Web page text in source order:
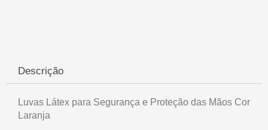
Tam
1Unid
quantidade
Descrição
Luvas Látex para Segurança e Proteção das Mãos Cor
Laranja